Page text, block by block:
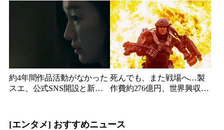
続出、人気コメディアンが
た…収益9対1、10年間の奴
隷契約で人生が一変
約4年間作品活動がなかった
スエ、公式SNS開設と新ビ
死んでも、また戦場へ…製
作費約276億円、世界興収
ル』がついに配信
[エンタメ] おすすめニュース